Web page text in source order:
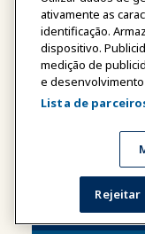
Interaja,
evento
e das
ativamente as
identificação.
dispositivo.
medição de
e
Lista de
Rejeitar